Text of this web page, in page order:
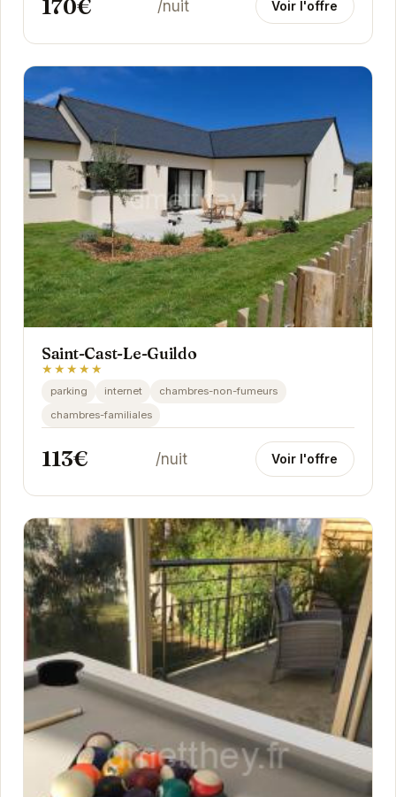
170€ /nuit Voir l'offre
Saint-Cast-Le-Guildo
★★★★★
parking internet
chambres-non-fumeurs
chambres-familiales
113€ /nuit Voir l'offre